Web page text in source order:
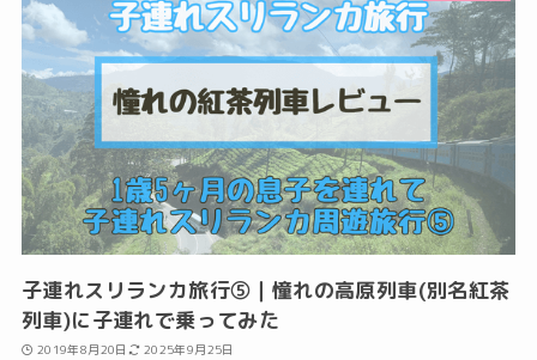
子連れスリランカ旅行⑤｜憧れの高原列車(別名紅茶
列車)に子連れで乗ってみた
2019年8月20日 2025年9月25日